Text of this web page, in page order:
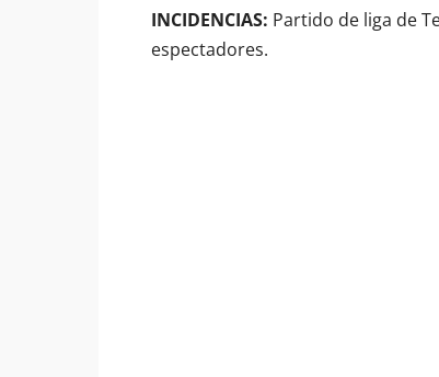
INCIDENCIAS: Partido de liga de
espectadores.